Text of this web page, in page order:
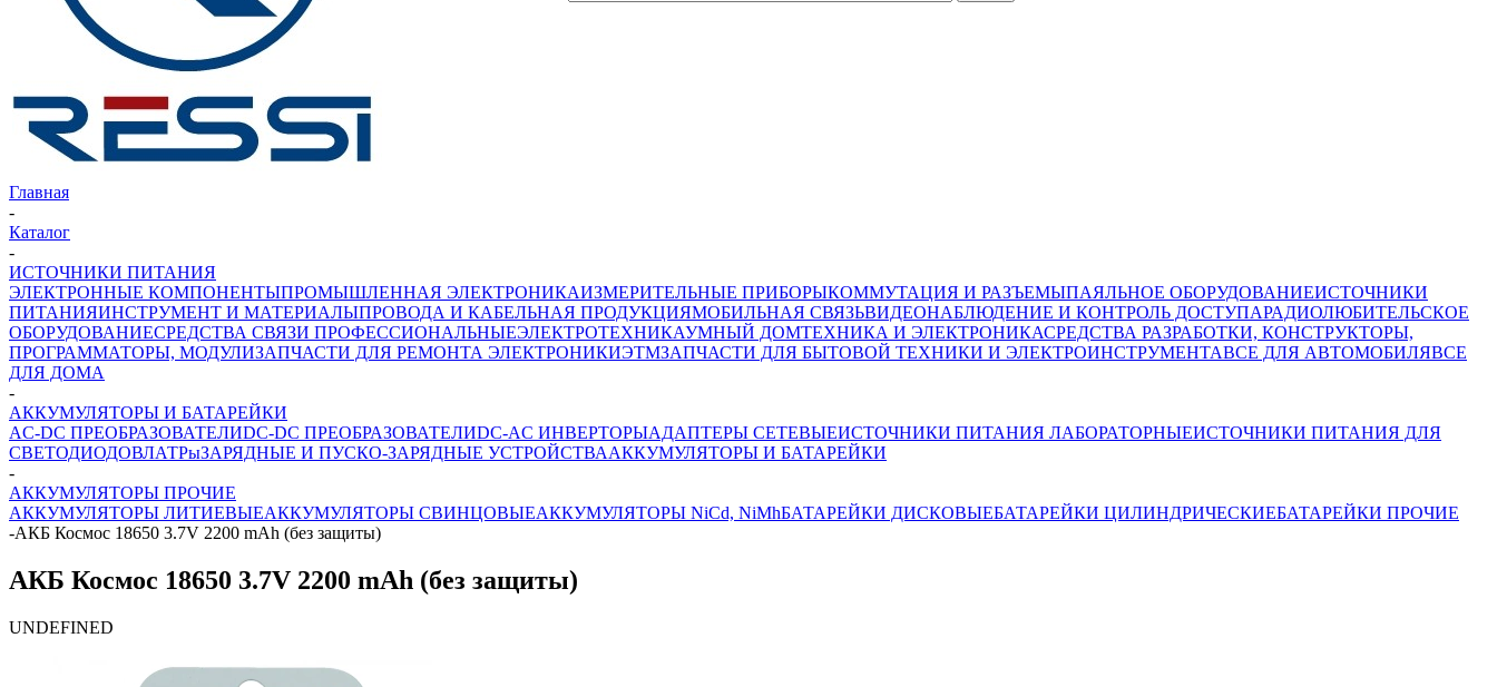
Главная
-
Каталог
-
ИСТОЧНИКИ ПИТАНИЯ
ЭЛЕКТРОННЫЕ КОМПОНЕНТЫПРОМЫШЛЕННАЯ ЭЛЕКТРОНИКАИЗМЕРИТЕЛЬНЫЕ ПРИБОРЫКОММУТАЦИЯ И РАЗЪЕМЫПАЯЛЬНОЕ ОБОРУДОВАНИЕИСТОЧНИКИ
ПИТАНИЯИНСТРУМЕНТ И МАТЕРИАЛЫПРОВОДА И КАБЕЛЬНАЯ ПРОДУКЦИЯМОБИЛЬНАЯ СВЯЗЬВИДЕОНАБЛЮДЕНИЕ И КОНТРОЛЬ ДОСТУПАРАДИОЛЮБИТЕЛЬСКОЕ
ОБОРУДОВАНИЕСРЕДСТВА СВЯЗИ ПРОФЕССИОНАЛЬНЫЕЭЛЕКТРОТЕХНИКАУМНЫЙ ДОМТЕХНИКА И ЭЛЕКТРОНИКАСРЕДСТВА РАЗРАБОТКИ, КОНСТРУКТОРЫ,
ПРОГРАММАТОРЫ, МОДУЛИЗАПЧАСТИ ДЛЯ РЕМОНТА ЭЛЕКТРОНИКИЭТМЗАПЧАСТИ ДЛЯ БЫТОВОЙ ТЕХНИКИ И ЭЛЕКТРОИНСТРУМЕНТАВСЕ ДЛЯ АВТОМОБИЛЯВСЕ
ДЛЯ ДОМА
-
АККУМУЛЯТОРЫ И БАТАРЕЙКИ
AC-DC ПРЕОБРАЗОВАТЕЛИDC-DC ПРЕОБРАЗОВАТЕЛИDC-AC ИНВЕРТОРЫАДАПТЕРЫ СЕТЕВЫЕИСТОЧНИКИ ПИТАНИЯ ЛАБОРАТОРНЫЕИСТОЧНИКИ ПИТАНИЯ ДЛЯ
СВЕТОДИОДОВЛАТРыЗАРЯДНЫЕ И ПУСКО-ЗАРЯДНЫЕ УСТРОЙСТВААККУМУЛЯТОРЫ И БАТАРЕЙКИ
-
АККУМУЛЯТОРЫ ПРОЧИЕ
АККУМУЛЯТОРЫ ЛИТИЕВЫЕАККУМУЛЯТОРЫ СВИНЦОВЫЕАККУМУЛЯТОРЫ NiCd, NiMhБАТАРЕЙКИ ДИСКОВЫЕБАТАРЕЙКИ ЦИЛИНДРИЧЕСКИЕБАТАРЕЙКИ ПРОЧИЕ
-АКБ Космос 18650 3.7V 2200 mAh (без защиты)
АКБ Космос 18650 3.7V 2200 mAh (без защиты)
UNDEFINED